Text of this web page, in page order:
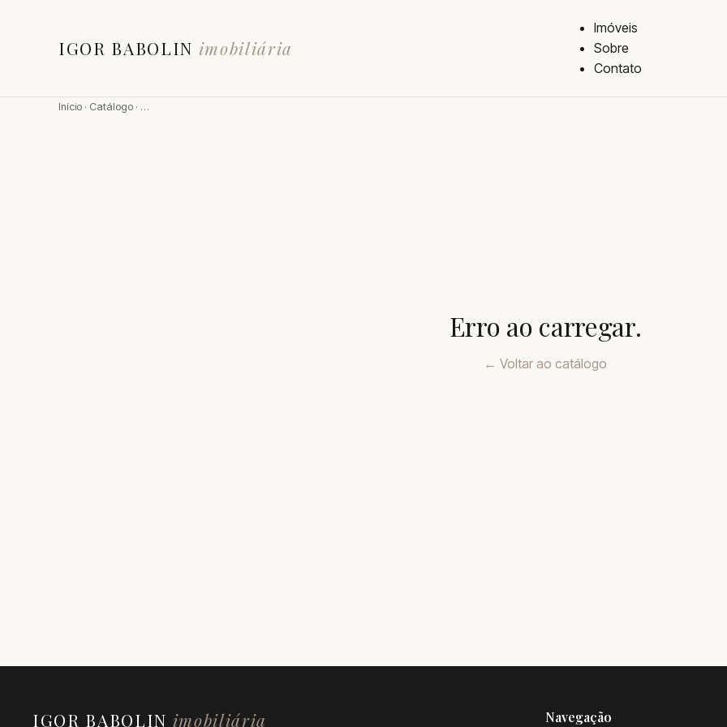
IGOR BABOLIN imobiliária
Imóveis
Sobre
Contato
Início · Catálogo · …
Erro ao carregar.
← Voltar ao catálogo
IGOR BABOLIN imobiliária Navegação